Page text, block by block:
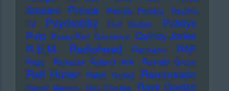
Scream
Prince Priscilla Presley
Psychic
TV
Psychobilly Puff Daddy
Puhdys
Pulp Pussy Riot Questlove Quincy Jones
R.E.M. Radiohead Raekwon RAF
Rage Rahsaan Roland Kirk Rainald Grebe
Ralf Hütter Ralph Heidel Rammstein
Randy Weston Ray Charles Rayk Goetze